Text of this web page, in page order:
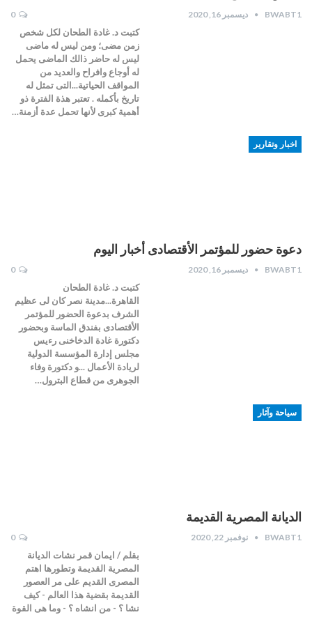
BWABT1 ديسمبر 16, 2020 0
كتبت د. غادة الطحان لكل شخص
زمن مضى؛ ومن ليس له ماضى
ليس له حاضر ذالك الماضى يحمل
له أوجاع وافراح والعديد من
المواقف الحياتية...التى تمثل له
تاريخ بأكمله . تعتبر هذة الفترة ذو
أهمية كبرى لأنها تحمل عدة أزمنة…
اخبار وتقارير
دعوة حضور للمؤتمر الأقتصادى أخبار اليوم
BWABT1 ديسمبر 16, 2020 0
كتبت د. غادة الطحان
القاهرة...مدينة نصر كان لى عظيم
الشرف بدعوة الحضور للمؤتمر
الأقتصادى بفندق الماسة وبحضور
دكتورة غادة الدخاخنى رءيس
مجلس إدارة المؤسسة الدولية
لريادة الأعمال ...و دكتورة وفاء
الجوهرى من قطاع البترول…
سياحة وآثار
الديانة المصرية القديمة
BWABT1 نوفمبر 22, 2020 0
بقلم / ايمان قمر نشات الديانة
المصرية القديمة وتطورها اهتم
المصرى القديم على مر العصور
القديمة بقضية هذا العالم - كيف
نشا ؟ - من انشاه ؟ - وما هى القوة